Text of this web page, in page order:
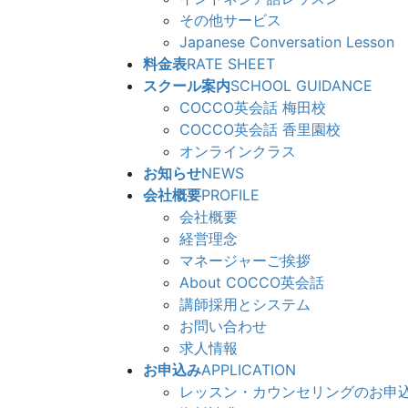
その他サービス
Japanese Conversation Lesson
料金表RATE SHEET
スクール案内SCHOOL GUIDANCE
COCCO英会話 梅田校
COCCO英会話 香里園校
オンラインクラス
お知らせNEWS
会社概要PROFILE
会社概要
経営理念
マネージャーご挨拶
About COCCO英会話
講師採用とシステム
お問い合わせ
求人情報
お申込みAPPLICATION
レッスン・カウンセリングのお申